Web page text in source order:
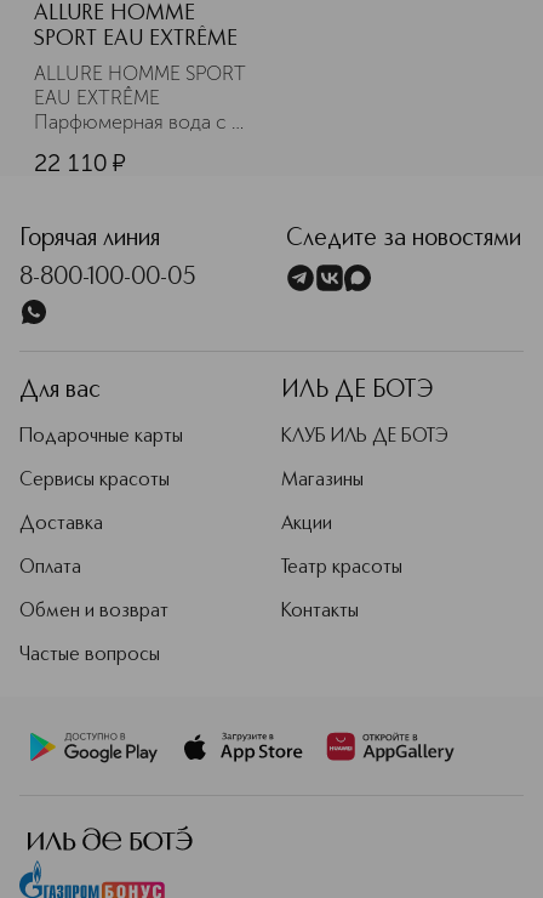
ALLURE HOMME
SPORT EAU EXTRÊME
ALLURE HOMME SPORT
EAU EXTRÊME
Парфюмерная вода с
блоками
22 110 ¤
Горячая линия
8-800-100-00-05
Следите за новостями
Для вас
Подарочные карты
Сервисы красоты
Доставка
Оплата
Обмен и возврат
Частые вопросы
ИЛЬ ДЕ БОТЭ
КЛУБ ИЛЬ ДЕ БОТЭ
Магазины
Акции
Театр красоты
Контакты